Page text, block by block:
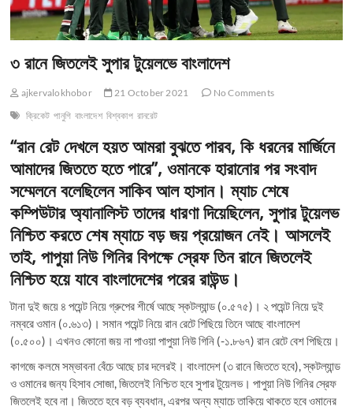
৩ রানে জিতলেই সুপার টুয়েলভে বাংলাদেশ
ajkervalokhobor 21 October 2021
No Comments
ক্রিকেট পানুগি বাংলাদেশ বিশ্বকাপ রানরেট
“রান রেট দেখলে হয়ত আমরা বুঝতে পারব, কি ধরনের মার্জিনে
আমাদের জিততে হতে পারে”, ওমানকে হারানোর পর সংবাদ
সম্মেলনে বলেছিলেন সাকিব আল হাসান। ম্যাচ শেষে
কম্পিউটার অ্যানালিস্ট তাদের ধারণা দিয়েছিলেন, সুপার টুয়েলভ
নিশ্চিত করতে শেষ ম্যাচে বড় জয় প্রয়োজন নেই। আসলেই
তাই, পাপুয়া নিউ গিনির বিপক্ষে স্রেফ তিন রানে জিতলেই
নিশ্চিত হয়ে যাবে বাংলাদেশের পরের রাউন্ড।
টানা দুই জয়ে ৪ পয়েন্ট নিয়ে গ্রুপের শীর্ষে আছে স্কটল্যান্ড (০.৫৭৫)। ২ পয়েন্ট নিয়ে দুই
নম্বরে ওমান (০.৬১৩)। সমান পয়েন্ট নিয়ে রান রেটে পিছিয়ে তিনে আছে বাংলাদেশ
(০.৫০০)। এখনও কোনো জয় না পাওয়া পাপুয়া নিউ গিনি (-১.৮৬৭) রান রেটে বেশ পিছিয়ে।
কাগজে কলমে সম্ভাবনা বেঁচে আছে চার দলেরই। বাংলাদেশ (৩ রানে জিততে হবে), স্কটল্যান্ড
ও ওমানের জন্য হিসাব সোজা, জিতলেই নিশ্চিত হবে সুপার টুয়েলভ। পাপুয়া নিউ গিনির স্রেফ
জিতলেই হবে না। জিততে হবে বড় ব্যবধান, এরপর অন্য ম্যাচে তাকিয়ে থাকতে হবে ওমানের